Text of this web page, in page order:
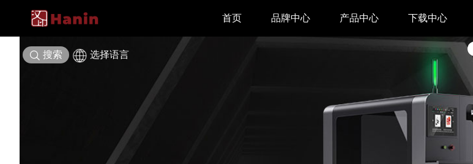
首页 品牌中心 产品中心 下载中心
驱动下载
APP下载
汉印管家
汉码云集
搜索 选择语言